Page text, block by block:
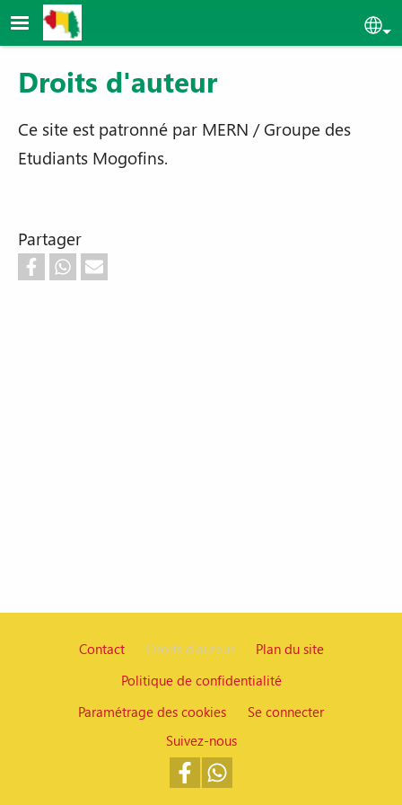
Aller au contenu principal
Droits d'auteur
Ce site est patronné par MERN / Groupe des
Etudiants Mogofins.
Partager
Pied de page
Contact Droits d'auteur
Plan du site
Politique de confidentialité
Paramétrage des cookies
Se connecter
Suivez-nous